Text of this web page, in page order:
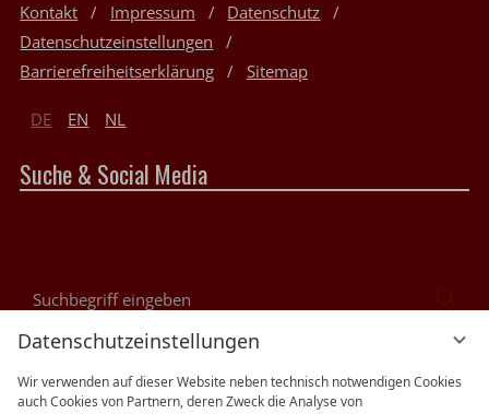
Datenschutzeinstellungen
Wir verwenden auf dieser Website neben technisch notwendigen Cookies
auch Cookies von Partnern, deren Zweck die Analyse von
Kontakt
Impressum
Datenschutz
Datenschutzeinstellungen
Barrierefreiheitserklärung
Sitemap
DE EN NL
Suche & Social Media
Suchbegriff
eingeben
Bewertungen